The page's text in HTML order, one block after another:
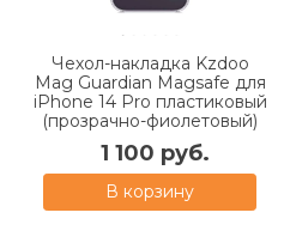
Чехол-накладка Kzdoo
Mag Guardian Magsafe для
iPhone 14 Pro пластиковый
(прозрачно-фиолетовый)
1 100 руб.
В корзину